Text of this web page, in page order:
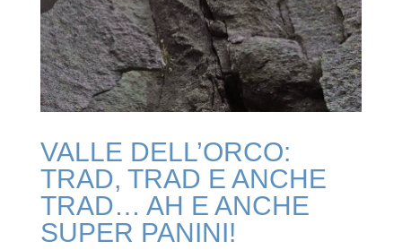
VALLE DELL’ORCO:
TRAD, TRAD E ANCHE
TRAD… AH E ANCHE
SUPER PANINI!